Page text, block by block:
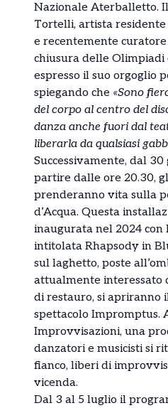
Nazionale Aterballetto.
Tortelli, artista
e recentemente
chiusura delle
espresso il suo orgoglio
spiegando che «Sono
del corpo al centro del
danza anche fuori dal
liberarla da qualsiasi
Successivamente, dal
partire dalle ore 20.30,
prenderanno vita sulla
d’Acqua. Questa
inaugurata nel 2024 con
intitolata Rhapsody in
sul laghetto, poste
attualmente
di restauro, si apriranno
spettacolo Impromptus.
Improvvisazioni, una
danzatori e musicisti si
fianco, liberi di
vicenda.
Dal 3 al 5 luglio il